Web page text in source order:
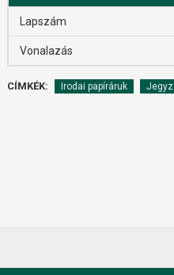
Lapszám
Vonalazás
CÍMKÉK: Irodai papíráruk